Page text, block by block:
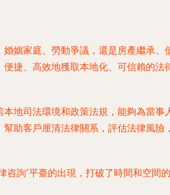
姻家庭、勞動爭議，還是房產繼承
捷、高效地獲取本地化、可信賴的法
地司法環境和政策法規，能夠為當
助客戶厘清法律關系，評估法律風險
詢”平臺的出現，打破了時間和空間